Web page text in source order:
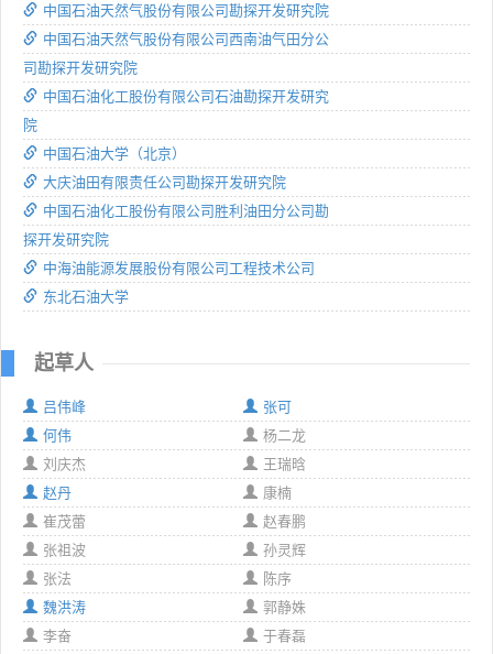
中国石油天然气股份有限公司勘探开发研究院
中国石油天然气股份有限公司西南油气田分公
司勘探开发研究院
中国石油化工股份有限公司石油勘探开发研究
院
中国石油大学（北京）
大庆油田有限责任公司勘探开发研究院
中国石油化工股份有限公司胜利油田分公司勘
探开发研究院
中海油能源发展股份有限公司工程技术公司
东北石油大学
起草人
吕伟峰
张可
何伟
杨二龙
刘庆杰
王瑞晗
赵丹
康楠
崔茂蕾
赵春鹏
张祖波
孙灵辉
张法
陈序
魏洪涛
郭静姝
李奋
于春磊